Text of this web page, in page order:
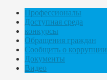
Профессионалы
Доступная среда
конкурсы
Обращения граждан
Сообщить о коррупции
Документы
Видео